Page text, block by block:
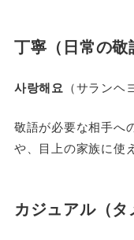
丁寧（日常の敬
사랑해요 （サランヘ
敬語が必要な相手へ
や、目上の家族に使
カジュアル（タ